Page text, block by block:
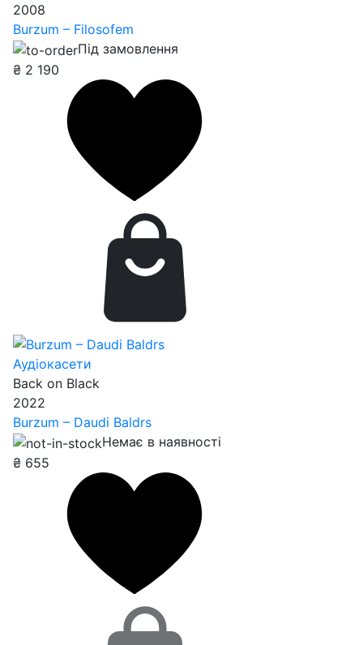
2008
Burzum – Filosofem
Під замовлення
₴ 2 190
Аудіокасети
Back on Black
2022
Burzum – Daudi Baldrs
Немає в наявності
₴ 655